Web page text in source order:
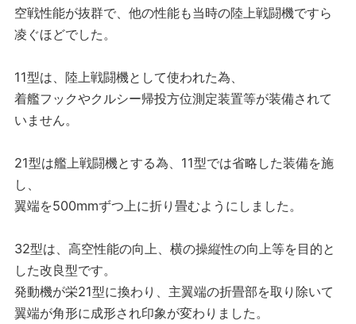
空戦性能が抜群で、他の性能も当時の陸上戦闘機ですら
凌ぐほどでした。
11型は、陸上戦闘機として使われた為、
着艦フックやクルシー帰投方位測定装置等が装備されて
いません。
21型は艦上戦闘機とする為、11型では省略した装備を施
し、
翼端を500mmずつ上に折り畳むようにしました。
32型は、高空性能の向上、横の操縦性の向上等を目的と
した改良型です。
発動機が栄21型に換わり、主翼端の折畳部を取り除いて
翼端が角形に成形され印象が変わりました。